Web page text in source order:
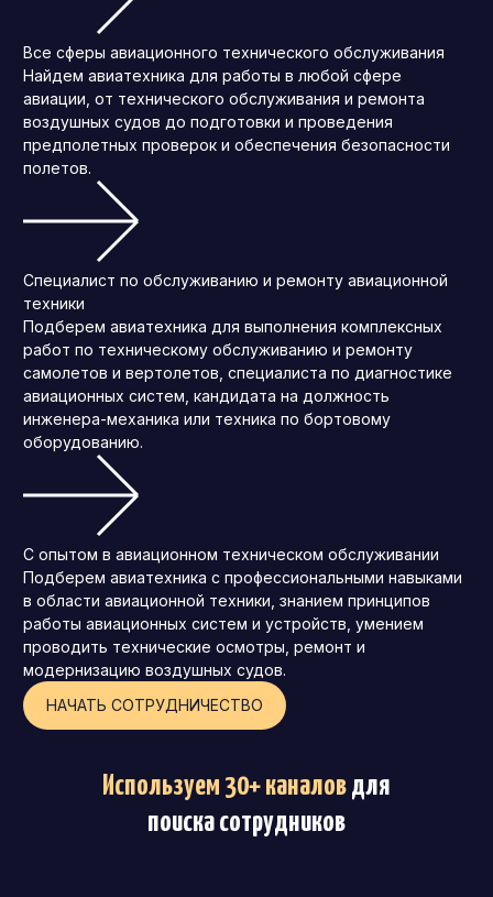
Мировой HR
Франшиза
Все сферы авиационного технического обслуживания
Найдем авиатехника для работы в любой сфере
авиации, от технического обслуживания и ремонта
воздушных судов до подготовки и проведения
предполетных проверок и обеспечения безопасности
полетов.
Специалист по обслуживанию и ремонту авиационной
техники
Подберем авиатехника для выполнения комплексных
работ по техническому обслуживанию и ремонту
самолетов и вертолетов, специалиста по диагностике
авиационных систем, кандидата на должность
инженера-механика или техника по бортовому
оборудованию.
С опытом в авиационном техническом обслуживании
Подберем авиатехника с профессиональными навыками
в области авиационной техники, знанием принципов
работы авиационных систем и устройств, умением
проводить технические осмотры, ремонт и
модернизацию воздушных судов.
НАЧАТЬ СОТРУДНИЧЕСТВО
Используем 30+ каналовдля
поиска сотрудников